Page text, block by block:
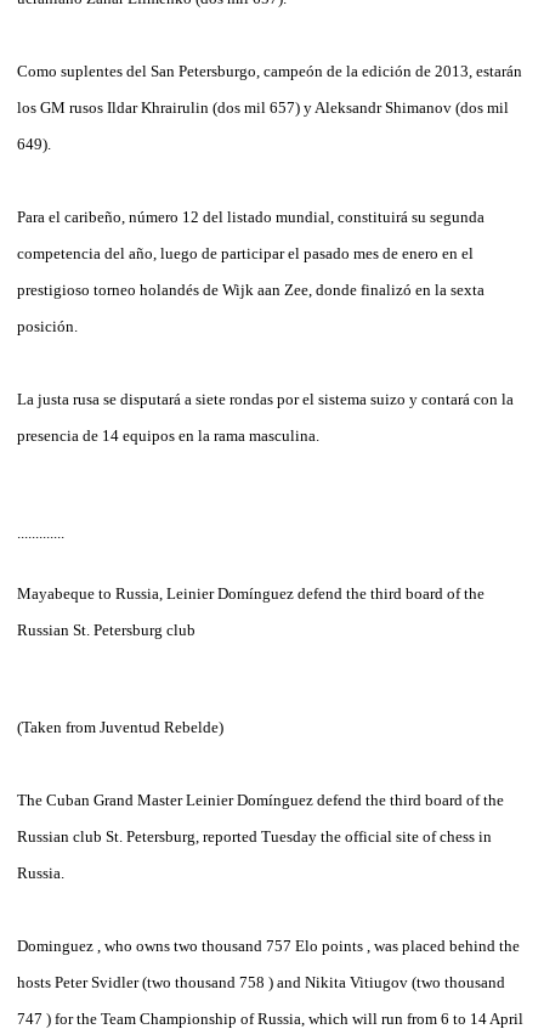
Como suplentes del San Petersburgo, campeón de la edición de 2013, estarán
los GM rusos Ildar Khrairulin (dos mil 657) y Aleksandr Shimanov (dos mil
649).
Para el caribeño, número 12 del listado mundial, constituirá su segunda
competencia del año, luego de participar el pasado mes de enero en el
prestigioso torneo holandés de Wijk aan Zee, donde finalizó en la sexta
posición.
La justa rusa se disputará a siete rondas por el sistema suizo y contará con la
presencia de 14 equipos en la rama masculina.
Mayabeque to Russia, Leinier Domínguez defend the third board of the
Russian St. Petersburg club
(Taken from Juventud Rebelde)
The Cuban Grand Master Leinier Domínguez defend the third board of the
Russian club St. Petersburg, reported Tuesday the official site of chess in
Russia.
Dominguez , who owns two thousand 757 Elo points , was placed behind the
hosts Peter Svidler (two thousand 758 ) and Nikita Vitiugov (two thousand
747 ) for the Team Championship of Russia, which will run from 6 to 14 April